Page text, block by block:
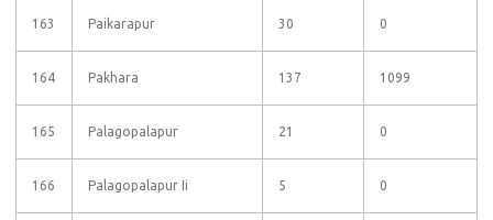
163 Paikarapur 30 0
164 Pakhara 137 1099
165 Palagopalapur 21 0
166 Palagopalapur Ii 5 0